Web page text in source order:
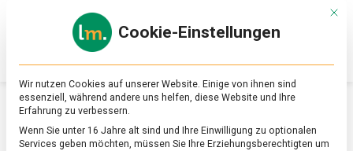
Online-
Magazin
zu
&
Ernährung
SCHLAGWORT:
BUNDESERNÄHRUNGSMINISTERIUM
Mit
Cookie-Einstellungen
Wir nutzen Cookies auf unserer Website. Einige von ihnen sind
essenziell, während andere uns helfen, diese Website und Ihre
Erfahrung zu verbessern.
Wenn Sie unter 16 Jahre alt sind und Ihre Einwilligung zu optionalen
Services geben möchten, müssen Sie Ihre Erziehungsberechtigten um